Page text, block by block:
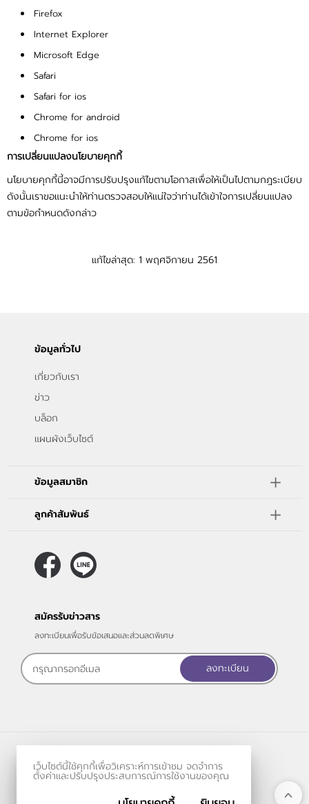
Firefox
Internet Explorer
Microsoft Edge
Safari
Safari for ios
Chrome for android
Chrome for ios
การเปลี่ยนแปลงนโยบายคุกกี้
นโยบายคุกกี้นี้อาจมีการปรับปรุงแก้ไขตามโอกาสเพื่อให้เป็นไปตามกฎระเบียบ
ดังนั้นเราขอแนะนำให้ท่านตรวจสอบให้แน่ใจว่าท่านได้เข้าใจการเปลี่ยนแปลง
ตามข้อกำหนดดังกล่าว
แก้ไขล่าสุด: 1 พฤศจิกายน 2561
ข้อมูลทั่วไป
เกี่ยวกับเรา
ข่าว
บล็อก
แผนผังเว็บไซต์
ข้อมูลสมาชิก
ลูกค้าสัมพันธ์
สมัครรับข่าวสาร
ลงทะเบียนเพื่อรับข้อเสนอและส่วนลดพิเศษ
ลงทะเบียน
และขายของออนไลน์โดย
เว็บไซต์นี้ใช้คุกกี้เพื่อวิเคราะห์การเข้าชม จดจำการ
ตั้งค่าและปรับปรุงประสบการณ์การใช้งานของคุณ